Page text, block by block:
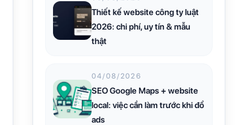
Thiết kế website công ty luật
2026: chi phí, uy tín & mẫu
thật
04/08/2026
SEO Google Maps + website
local: việc cần làm trước khi đổ
ads